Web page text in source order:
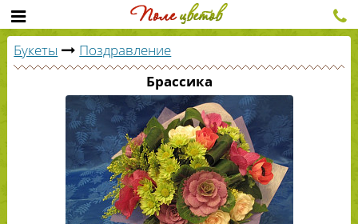
Букеты Поздравление
Брассика